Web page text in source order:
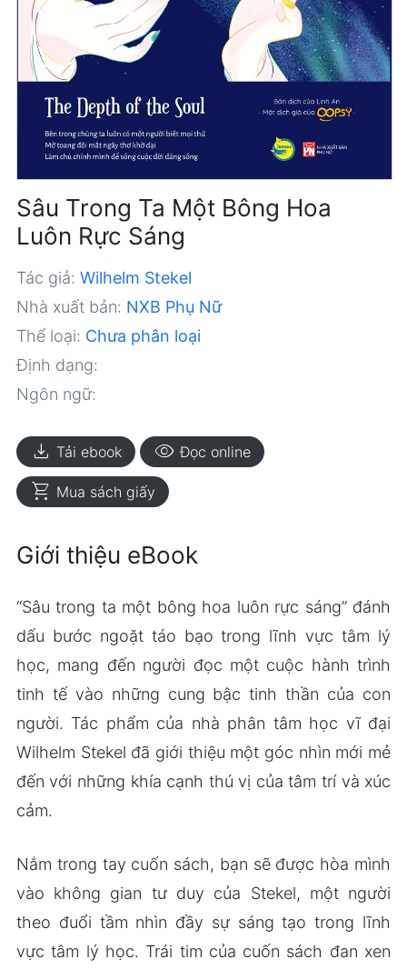
Sâu Trong Ta Một Bông Hoa
Luôn Rực Sáng
Tác giả: Wilhelm Stekel
Nhà xuất bản: NXB Phụ Nữ
Thể loại: Chưa phân loại
Định dạng:
Ngôn ngữ:
download Tải ebook visibility Đọc online
shopping_cart Mua sách giấy
Giới thiệu eBook
“Sâu trong ta một bông hoa luôn rực sáng” đánh
dấu bước ngoặt táo bạo trong lĩnh vực tâm lý
học, mang đến người đọc một cuộc hành trình
tinh tế vào những cung bậc tinh thần của con
người. Tác phẩm của nhà phân tâm học vĩ đại
Wilhelm Stekel đã giới thiệu một góc nhìn mới mẻ
đến với những khía cạnh thú vị của tâm trí và xúc
cảm.
Nắm trong tay cuốn sách, bạn sẽ được hòa mình
vào không gian tư duy của Stekel, một người
theo đuổi tầm nhìn đầy sự sáng tạo trong lĩnh
vực tâm lý học. Trái tim của cuốn sách đan xen